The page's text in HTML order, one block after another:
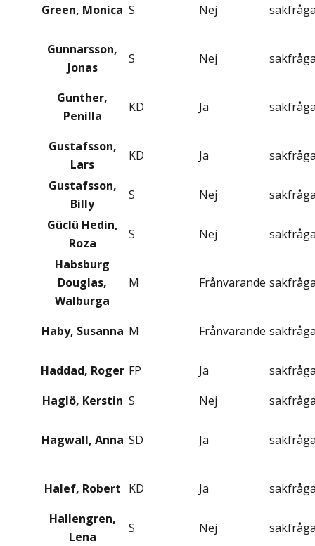
Green, Monica S Nej
Gunnarsson,
Jonas
S Nej
Gunther,
Penilla
KD Ja
Gustafsson,
Lars
KD Ja
Gustafsson,
Billy
S Nej
Güclü Hedin,
Roza
S Nej
Habsburg
Douglas,
Walburga
M Frånvarande
Haby, Susanna M Frånvarande
Haddad, Roger FP Ja
Haglö, Kerstin S Nej
Hagwall, Anna SD Ja
Halef, Robert KD Ja
Hallengren,
Lena
S Nej